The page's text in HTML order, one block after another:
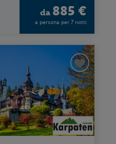
da 885 €
a persona per 7 notti